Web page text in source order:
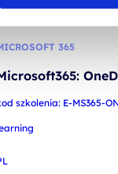
365
szkolenia: E-MS365-